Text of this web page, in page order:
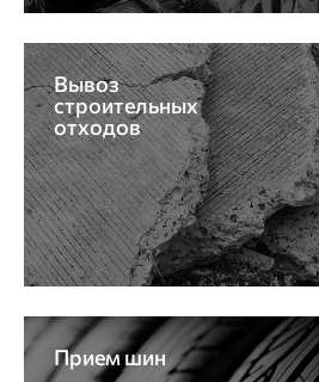
Вывоз
строительных
отходов
Прием шин